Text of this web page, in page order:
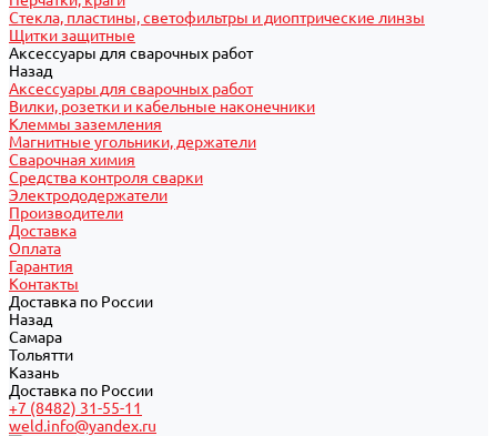
Стекла, пластины, светофильтры и диоптрические линзы
Щитки защитные
Аксессуары для сварочных работ
Назад
Аксессуары для сварочных работ
Вилки, розетки и кабельные наконечники
Клеммы заземления
Магнитные угольники, держатели
Сварочная химия
Средства контроля сварки
Электрододержатели
Производители
Доставка
Оплата
Гарантия
Контакты
Доставка по России
Назад
Самара
Тольятти
Казань
Доставка по России
+7 (8482) 31-55-11
weld.info@yandex.ru